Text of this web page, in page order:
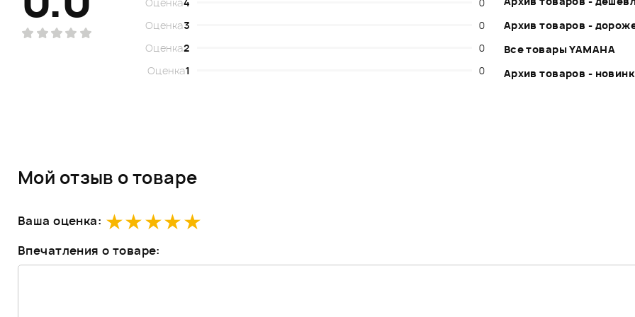
Оценка3
0
Оценка2
0
Оценка1 0
Архив товаров -
Все товары YAMAHA
Архив товаров -
Мой отзыв о товаре
Ваша оценка:
Впечатления о товаре: